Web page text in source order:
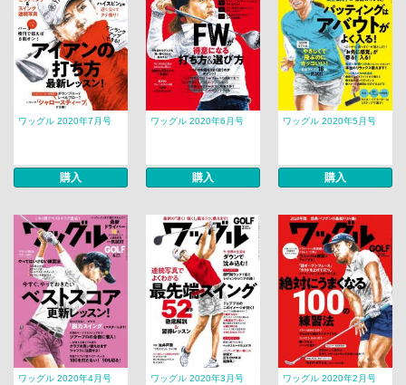
ワッグル 2020年7月号
購入
ワッグル 2020年6月号
購入
ワッグル 2020年5月号
購入
ワッグル 2020年4月号 ワッグル 2020年3月号 ワッグル 2020年2月号